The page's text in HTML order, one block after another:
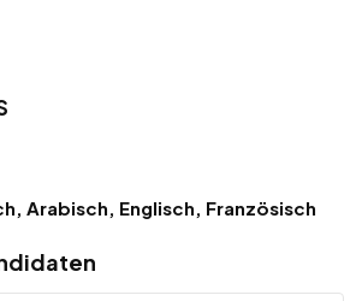
Arabisch, Englisch, Französisch